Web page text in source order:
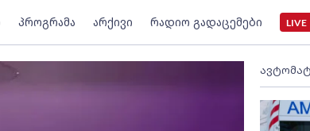
პროგრამა არქივი რადიო გადაცემები LIVE